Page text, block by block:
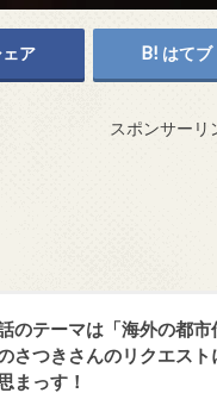
ェア はてブ
スポンサーリ
のテーマは「海外の都市
さつきさんのリクエス
まっす！